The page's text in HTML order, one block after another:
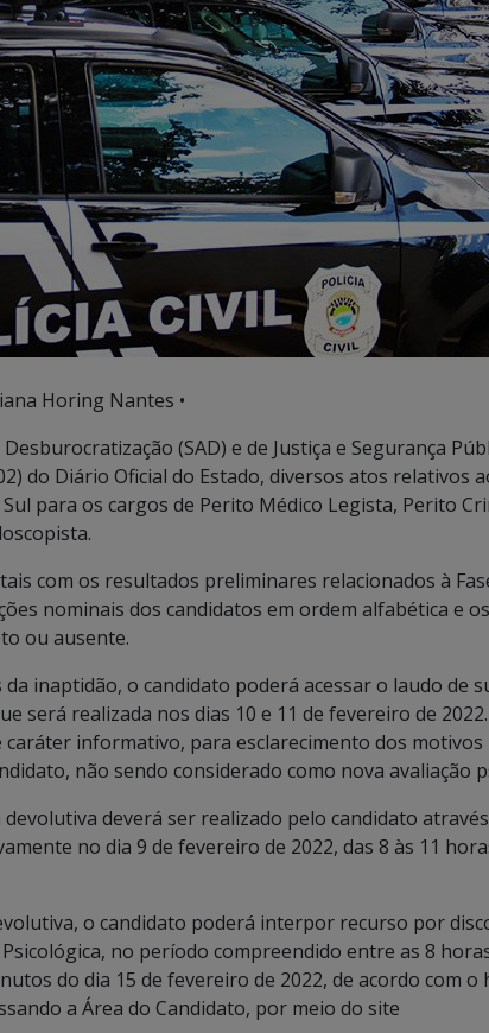
Horing Nantes •
(SAD) e de Justiça e Segurança
do Diário Oficial do Estado, diversos atos relativos
para os cargos de Perito Médico Legista, Perito
com os resultados preliminares relacionados à
nominais dos candidatos em ordem alfabética e os
ou ausente.
inaptidão, o candidato poderá acessar o laudo de
será realizada nos dias 10 e 11 de fevereiro de
informativo, para esclarecimento dos motivos
não sendo considerado como nova avaliação
deverá ser realizado pelo candidato
no dia 9 de fevereiro de 2022, das 8 às 11
o candidato poderá interpor recurso por
no período compreendido entre as 8
do dia 15 de fevereiro de 2022, de acordo com o
a Área do Candidato, por meio do site